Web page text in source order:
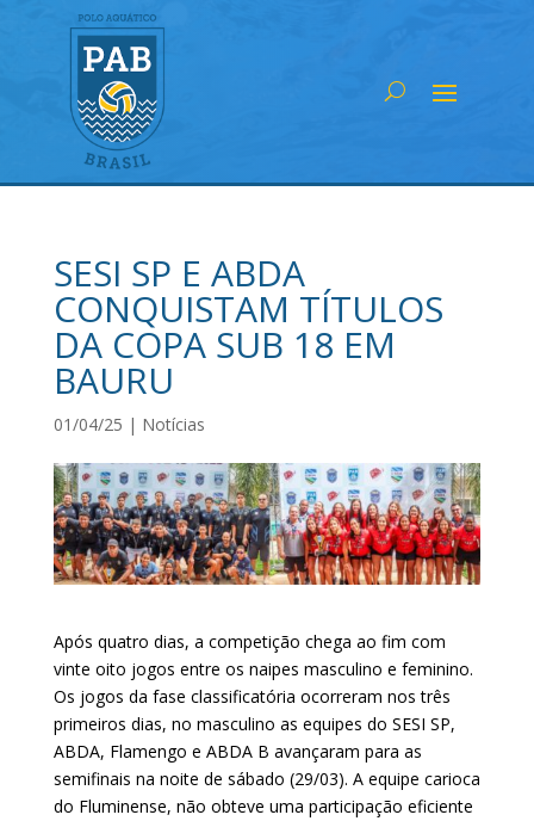
SESI SP E ABDA
CONQUISTAM TÍTULOS
DA COPA SUB 18 EM
BAURU
01/04/25 | Notícias
Após quatro dias, a competição chega ao fim com
vinte oito jogos entre os naipes masculino e feminino.
Os jogos da fase classificatória ocorreram nos três
primeiros dias, no masculino as equipes do SESI SP,
ABDA, Flamengo e ABDA B avançaram para as
semifinais na noite de sábado (29/03). A equipe carioca
do Fluminense, não obteve uma participação eficiente